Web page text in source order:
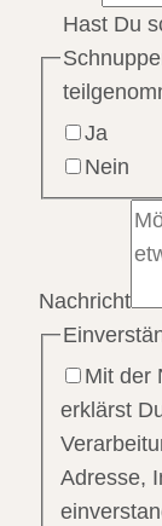
Hast Du
Ja
Nein
Nachricht
Mit der
erklärst
Adresse,